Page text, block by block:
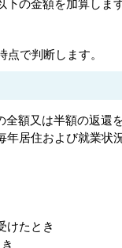
の金額を加算します
で判断します。
額又は半額の返還
居住および就業状
けたとき